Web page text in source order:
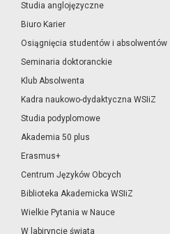
Studia anglojęzyczne
Biuro Karier
Osiągnięcia studentów i absolwentów
Seminaria doktoranckie
Klub Absolwenta
Kadra naukowo-dydaktyczna WSIiZ
Studia podyplomowe
Akademia 50 plus
Erasmus+
Centrum Języków Obcych
Biblioteka Akademicka WSIiZ
Wielkie Pytania w Nauce
W labiryncie świata